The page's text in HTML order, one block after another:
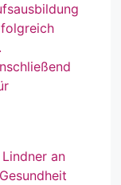
an